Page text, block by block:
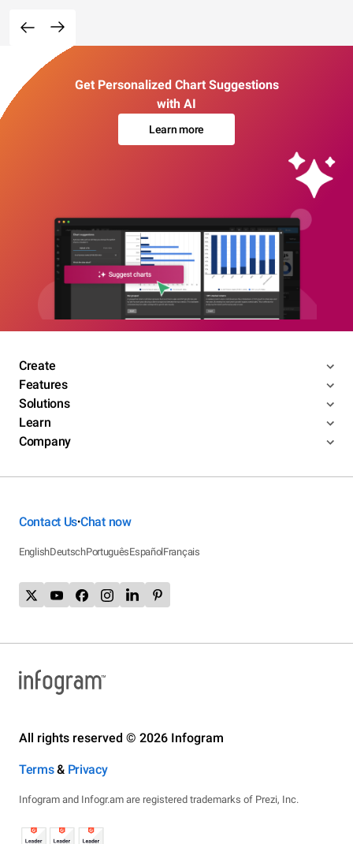
Get Personalized Chart Suggestions
with AI
Learn more
Create
Features
Solutions
Learn
Company
Contact Us•Chat now
EnglishDeutschPortuguêsEspañolFrançais
All rights reserved © 2026 Infogram
Terms& Privacy
Infogram and Infogr.am are registered trademarks of Prezi, Inc.